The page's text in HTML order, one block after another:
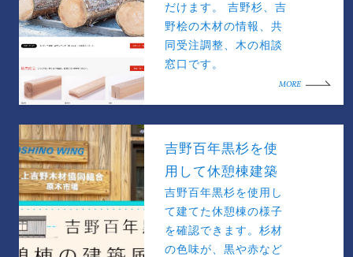
だけます。 吉野杉、吉
野桧の木材の情報、共
同受注調整、木の相談
窓口です。
MORE
吉野百年黒杉を使
用して休憩棟建築
吉野百年黒杉を使用し
て建てた休憩棟の様子
を確認できます。杉材
の色味が、黒や赤など